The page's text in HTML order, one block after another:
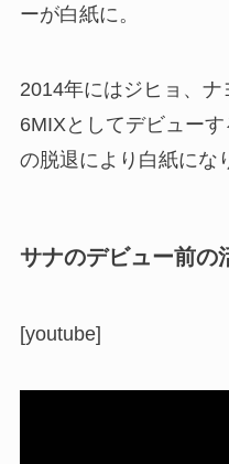
ーが白紙に。
2014年にはジヒョ、
6MIXとしてデビュー
の脱退により白紙にな
サナのデビュー前の
[youtube]